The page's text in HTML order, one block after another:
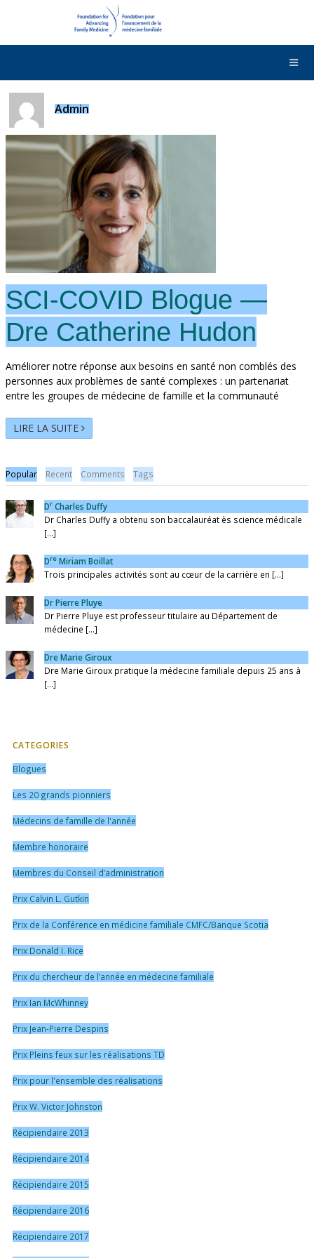
English
Admin
SCI-COVID Blogue —
Dre Catherine Hudon
Améliorer notre réponse aux besoins en santé non comblés des
personnes aux problèmes de santé complexes : un partenariat
entre les groupes de médecine de famille et la communauté
LIRE LA SUITE
Popular Recent Comments Tags
Dr Charles Duffy
Dr Charles Duffy a obtenu son baccalauréat ès science médicale
[...]
Dre Miriam Boillat
Trois principales activités sont au cœur de la carrière en [...]
Dr Pierre Pluye
Dr Pierre Pluye est professeur titulaire au Département de
médecine [...]
Dre Marie Giroux
Dre Marie Giroux pratique la médecine familiale depuis 25 ans à
[...]
CATEGORIES
Blogues
Les 20 grands pionniers
Médecins de famille de l'année
Membre honoraire
Membres du Conseil d’administration
Prix Calvin L. Gutkin
Prix de la Conférence en médicine familiale CMFC/Banque Scotia
Prix Donald I. Rice
Prix du chercheur de l’année en médecine familiale
Prix Ian McWhinney
Prix Jean-Pierre Despins
Prix Pleins feux sur les réalisations TD
Prix pour l'ensemble des réalisations
Prix W. Victor Johnston
Récipiendaire 2013
Récipiendaire 2014
Récipiendaire 2015
Récipiendaire 2016
Récipiendaire 2017